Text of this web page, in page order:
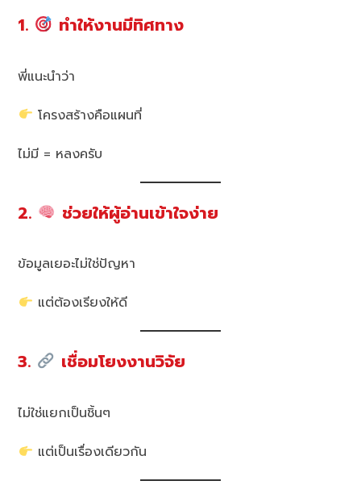
1. ทำให้งานมีทิศทาง
พี่แนะนำว่า
โครงสร้างคือแผนที่
ไม่มี = หลงครับ
2. ช่วยให้ผู้อ่านเข้าใจง่าย
ข้อมูลเยอะไม่ใช่ปัญหา
แต่ต้องเรียงให้ดี
3. เชื่อมโยงงานวิจัย
ไม่ใช่แยกเป็นชิ้นๆ
แต่เป็นเรื่องเดียวกัน